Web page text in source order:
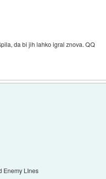
da bi jih lahko igral znova. QQ
Enemy LInes